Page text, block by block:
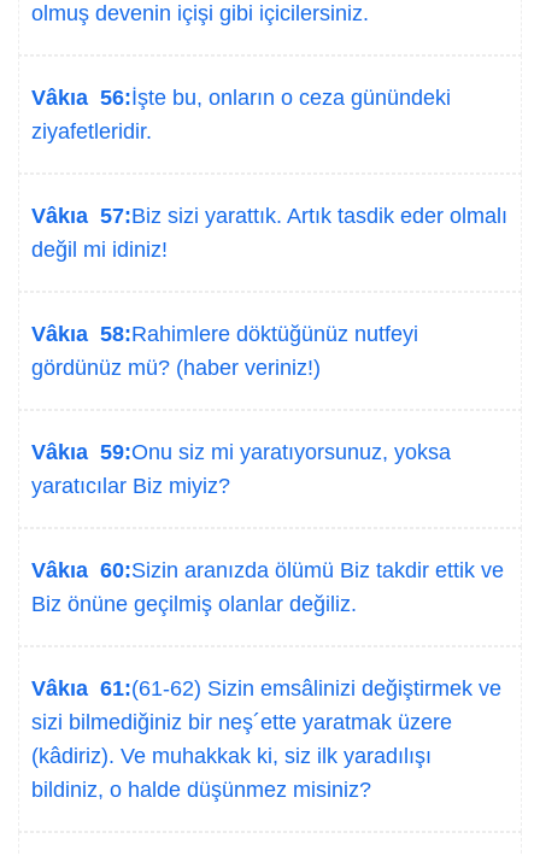
olmuş devenin içişi gibi içicilersiniz.
Vâkıa 56:İşte bu, onların o ceza günündeki
ziyafetleridir.
Vâkıa 57:Biz sizi yarattık. Artık tasdik eder olmalı
değil mi idiniz!
Vâkıa 58:Rahimlere döktüğünüz nutfeyi
gördünüz mü? (haber veriniz!)
Vâkıa 59:Onu siz mi yaratıyorsunuz, yoksa
yaratıcılar Biz miyiz?
Vâkıa 60:Sizin aranızda ölümü Biz takdir ettik ve
Biz önüne geçilmiş olanlar değiliz.
Vâkıa 61:(61-62) Sizin emsâlinizi değiştirmek ve
sizi bilmediğiniz bir neş´ette yaratmak üzere
(kâdiriz). Ve muhakkak ki, siz ilk yaradılışı
bildiniz, o halde düşünmez misiniz?